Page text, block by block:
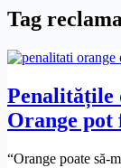
Tag
Penalitățile
Orange pot
“Orange poate să-